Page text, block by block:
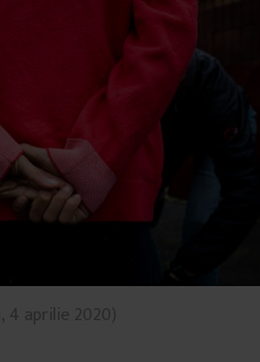
4 aprilie 2020)